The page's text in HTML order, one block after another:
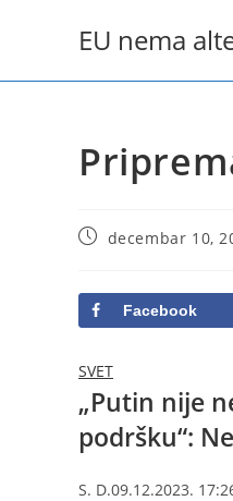
EU nema
Postdecembar 10,
Facebook
SVET
„Putin nije
podršku“:
S. D.09.12.2023.